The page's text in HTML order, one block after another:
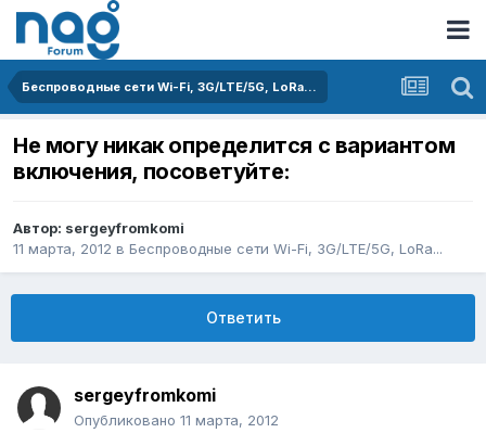
Беспроводные сети Wi-Fi, 3G/LTE/5G, LoRa...
Не могу никак определится с вариантом
включения, посоветуйте:
Автор: sergeyfromkomi
11 марта, 2012 в Беспроводные сети Wi-Fi, 3G/LTE/5G, LoRa...
Ответить
sergeyfromkomi
Опубликовано 11 марта, 2012